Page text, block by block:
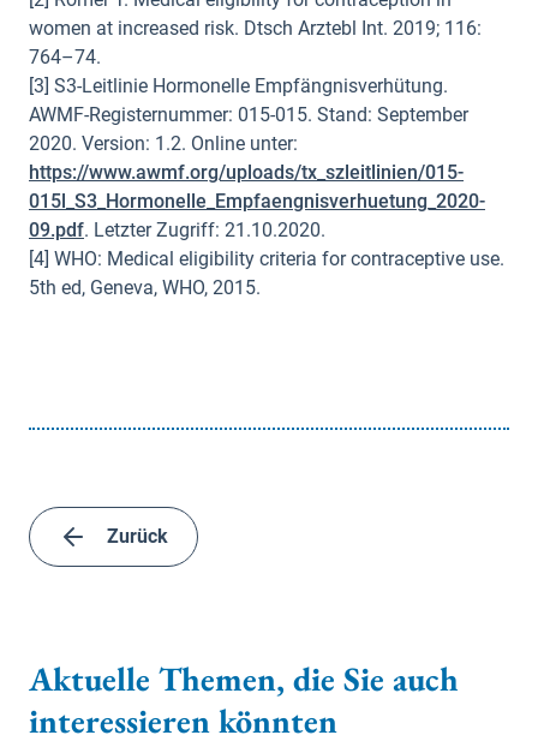
women at increased risk. Dtsch Arztebl Int. 2019; 116:
764–74.
[3] S3-Leitlinie Hormonelle Empfängnisverhütung.
AWMF-Registernummer: 015-015. Stand: September
2020. Version: 1.2. Online unter:
https://www.awmf.org/uploads/tx_szleitlinien/015-
015l_S3_Hormonelle_Empfaengnisverhuetung_2020-
09.pdf. Letzter Zugriff: 21.10.2020.
[4] WHO: Medical eligibility criteria for contraceptive use.
5th ed, Geneva, WHO, 2015.
Zurück
Aktuelle Themen, die Sie auch
interessieren könnten